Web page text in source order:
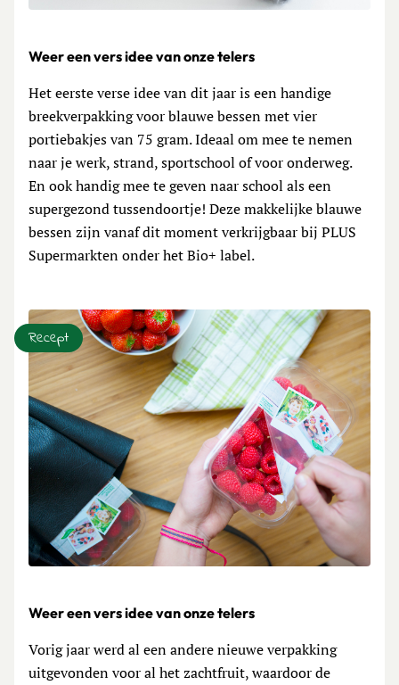
Weer een vers idee van onze telers
Het eerste verse idee van dit jaar is een handige
breekverpakking voor blauwe bessen met vier
portiebakjes van 75 gram. Ideaal om mee te nemen
naar je werk, strand, sportschool of voor onderweg.
En ook handig mee te geven naar school als een
supergezond tussendoortje! Deze makkelijke blauwe
bessen zijn vanaf dit moment verkrijgbaar bij PLUS
Supermarkten onder het Bio+ label.
Recept
Weer een vers idee van onze telers
Vorig jaar werd al een andere nieuwe verpakking
uitgevonden voor al het zachtfruit, waardoor de